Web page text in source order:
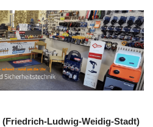
Ludwig-Weidig-Stadt)